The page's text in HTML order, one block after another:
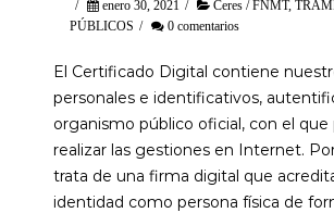
/ enero 30, 2021 / Ceres / FNMT,
PÚBLICOS / 0 comentarios
El Certificado Digital contiene
personales e identificativos,
organismo público oficial, con el
realizar las gestiones en Internet.
trata de una firma digital que
identidad como persona física de